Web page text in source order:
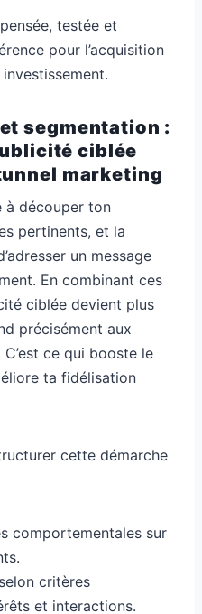
testée et
pour l’acquisition
segmentation :
ciblée
marketing
à découper ton
pertinents, et la
un message
En combinant ces
ciblée devient plus
précisément aux
ce qui booste le
ta fidélisation
cette démarche
comportementales sur
critères
et interactions.